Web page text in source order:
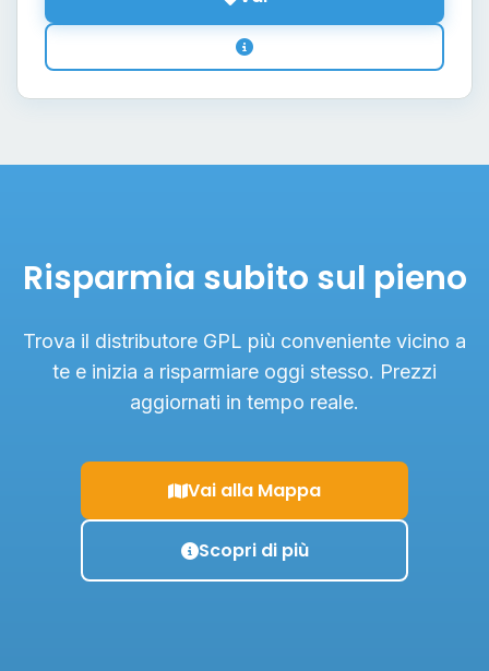
Risparmia subito sul pieno
Trova il distributore GPL più conveniente vicino a
te e inizia a risparmiare oggi stesso. Prezzi
aggiornati in tempo reale.
Vai alla Mappa
Scopri di più